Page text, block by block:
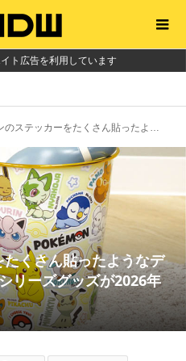
ト広告を利用しています
たくさん貼ったようなデザインの「STICKERS」シリーズグッズが2026年8月より続々発売
くさん貼ったようなデ
リーズグッズが2026年